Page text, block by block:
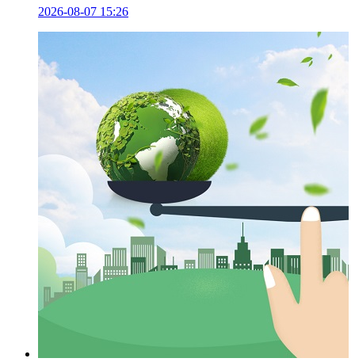
2026-08-07 15:26